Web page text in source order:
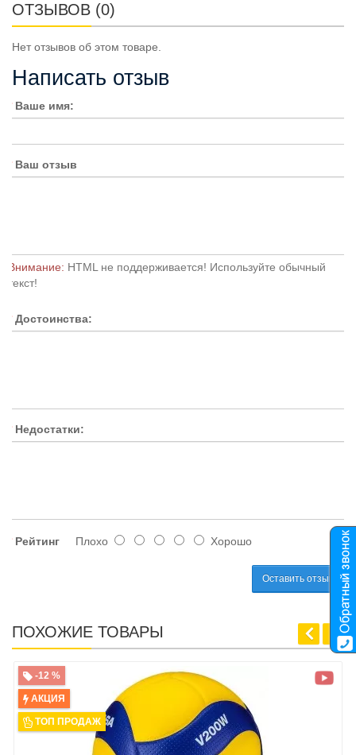
ОТЗЫВОВ (0)
Нет отзывов об этом товаре.
Написать отзыв
Ваше имя:
Ваш отзыв
Внимание: HTML не поддерживается! Используйте обычный
текст!
Достоинства:
Недостатки:
Рейтинг Плохо Хорошо
Оставить отзыв
ПОХОЖИЕ ТОВАРЫ
-12 %
АКЦИЯ
ТОП ПРОДАЖ